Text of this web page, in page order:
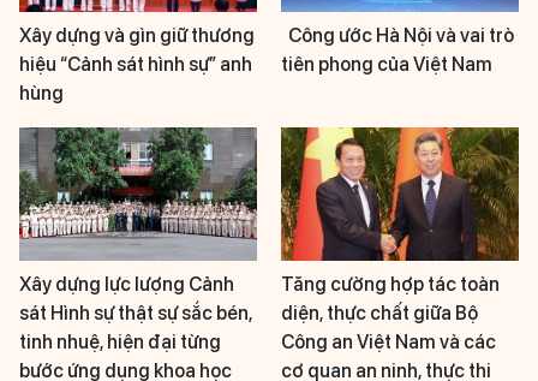
Xây dựng và gìn giữ thương
hiệu “Cảnh sát hình sự” anh
hùng
Công ước Hà Nội và vai trò
tiên phong của Việt Nam
Xây dựng lực lượng Cảnh
sát Hình sự thật sự sắc bén,
tinh nhuệ, hiện đại từng
bước ứng dụng khoa học
Tăng cường hợp tác toàn
diện, thực chất giữa Bộ
Công an Việt Nam và các
cơ quan an ninh, thực thi